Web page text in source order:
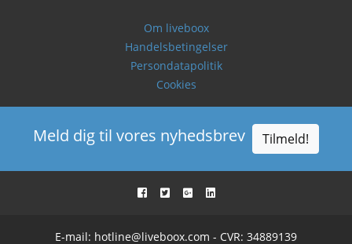
Om liveboox
Handelsbetingelser
Persondatapolitik
Cookies
Meld dig til vores nyhedsbrev Tilmeld!
E-mail: hotline@liveboox.com - CVR: 34889139